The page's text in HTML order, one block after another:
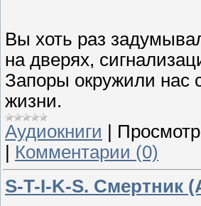
Вы хоть раз
на дверях,
Запоры окружили нас
жизни.
Аудиокниги
Комментарии (0)
S-T-I-K-S. Смертник